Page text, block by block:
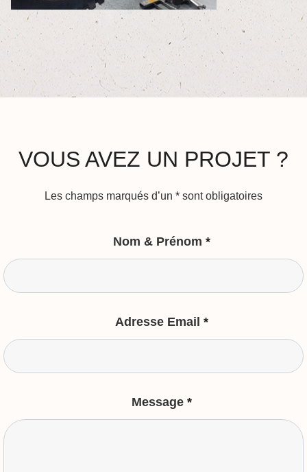
VOUS AVEZ UN PROJET ?
Les champs marqués d’un * sont obligatoires
Nom & Prénom *
Adresse Email *
Message *